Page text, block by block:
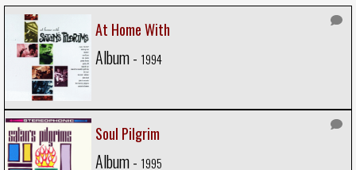
At Home With
Album - 1994
Soul Pilgrim
Album - 1995